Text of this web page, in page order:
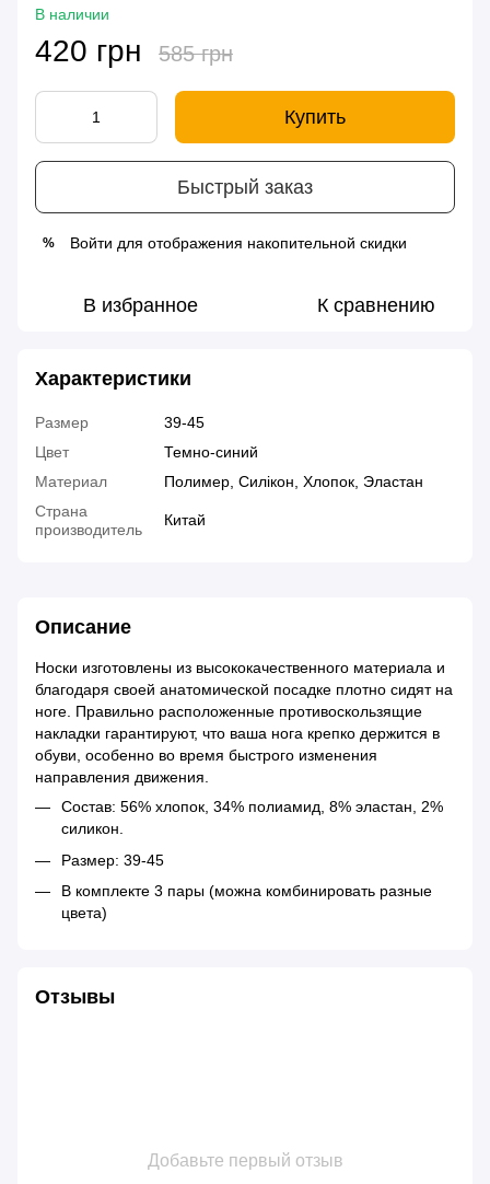
В наличии
420 грн 585 грн
Купить
Быстрый заказ
% Войти для отображения накопительной скидки
В избранное К сравнению
Характеристики
Размер
39-45
Цвет
Темно-синий
Материал
Полимер, Силікон, Хлопок, Эластан
Страна
производитель
Китай
Описание
Носки изготовлены из высококачественного материала и
благодаря своей анатомической посадке плотно сидят на
ноге. Правильно расположенные противоскользящие
накладки гарантируют, что ваша нога крепко держится в
обуви, особенно во время быстрого изменения
направления движения.
Состав: 56% хлопок, 34% полиамид, 8% эластан, 2%
силикон.
Размер: 39-45
В комплекте 3 пары (можна комбинировать разные
цвета)
Отзывы
Добавьте первый отзыв